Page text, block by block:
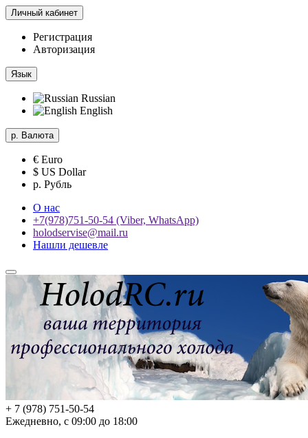
Личный кабинет
Регистрация
Авторизация
Язык
Russian
English
р. Валюта
€ Euro
$ US Dollar
р. Рубль
О нас
+7(978)751-50-54 (Viber, WhatsApp)
holodservise@mail.ru
Нашли дешевле
+ 7 (978) 751-50-54
Ежедневно, с 09:00 до 18:00